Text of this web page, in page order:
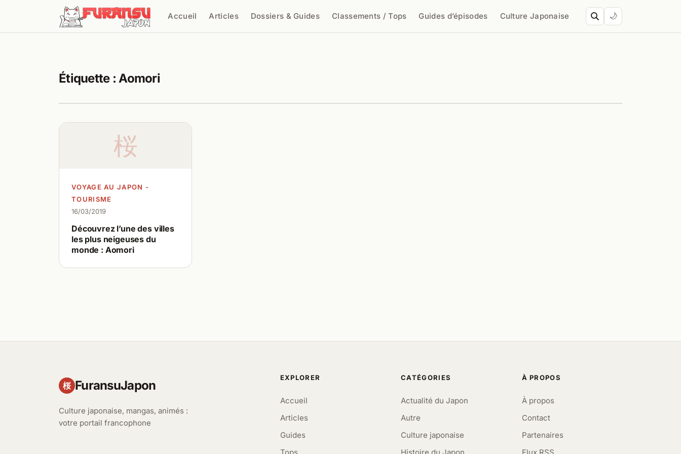
Aller au contenu
Accueil Articles Dossiers & Guides Classements / Tops Guides d’épisodes Culture Japonaise 🌙
Étiquette :Aomori
桜
VOYAGE AU JAPON -
TOURISME
16/03/2019
Découvrez l’une des villes
les plus neigeuses du
monde : Aomori
桜 FuransuJapon
Culture japonaise, mangas, animés :
votre portail francophone
EXPLORER
Accueil
Articles
Guides
CATÉGORIES
Actualité du Japon
Autre
Culture japonaise
À PROPOS
À propos
Contact
Partenaires